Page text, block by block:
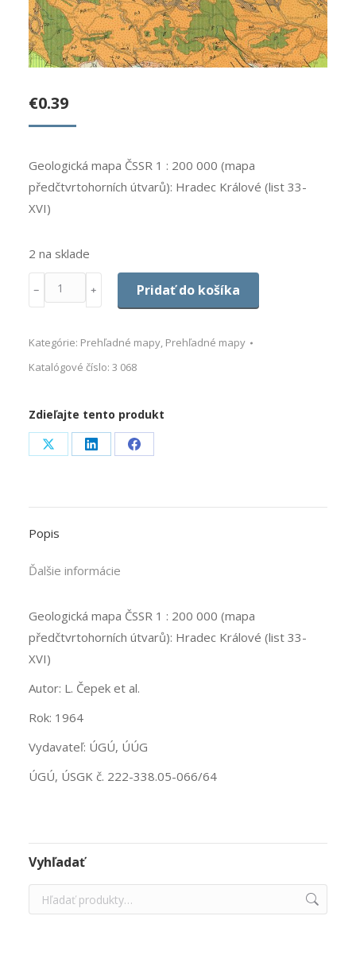
€0.39
Geologická mapa ČSSR 1 : 200 000 (mapa
předčtvrtohorních útvarů): Hradec Králové (list 33-
XVI)
2 na sklade
Množstvo
﹣ ﹢ Pridať do košíka
Kategórie: Prehľadné mapy, Prehľadné mapy
Katalógové číslo: 3 068
Zdieľajte tento produkt
Share
X
Share
LinkedIn
Share
Facebook
Popis
Ďalšie informácie
Geologická mapa ČSSR 1 : 200 000 (mapa
předčtvrtohorních útvarů): Hradec Králové (list 33-
XVI)
Autor: L. Čepek et al.
Rok: 1964
Vydavateľ: ÚGÚ, ÚÚG
ÚGÚ, ÚSGK č. 222-338.05-066/64
Vyhľadať